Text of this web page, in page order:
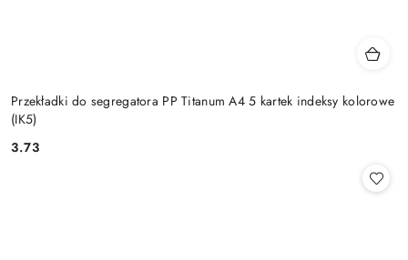
Przekładki do segregatora PP Titanum A4 5 kartek indeksy kolorowe
(IK5)
Cena:
3.73